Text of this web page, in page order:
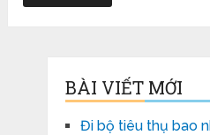
BÀI VIẾT MỚI
Đi bộ tiêu thụ bao